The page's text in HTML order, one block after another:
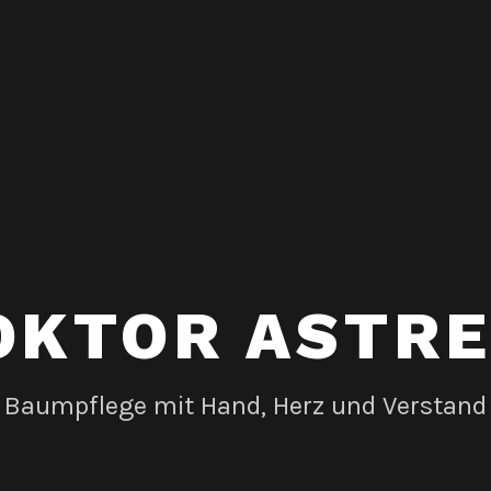
Baumpflege mit Hand, Herz und Verstand